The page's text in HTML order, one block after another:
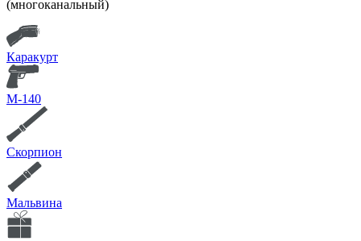
(многоканальный)
Каракурт
М-140
Скорпион
Мальвина